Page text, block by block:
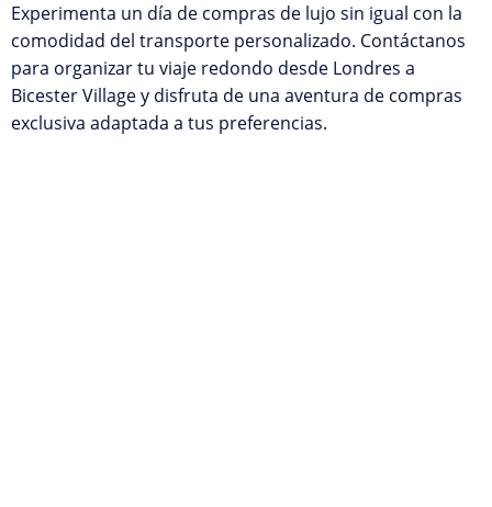
Experimenta un día de compras de lujo sin igual con la
comodidad del transporte personalizado. Contáctanos
para organizar tu viaje redondo desde Londres a
Bicester Village y disfruta de una aventura de compras
exclusiva adaptada a tus preferencias.